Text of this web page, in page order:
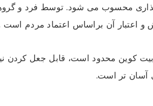
محسوب می شود. توسط فرد و
اعتبار آن براساس اعتماد مردم است
کوین محدود است، قابل جعل کردن
آسان تر است.